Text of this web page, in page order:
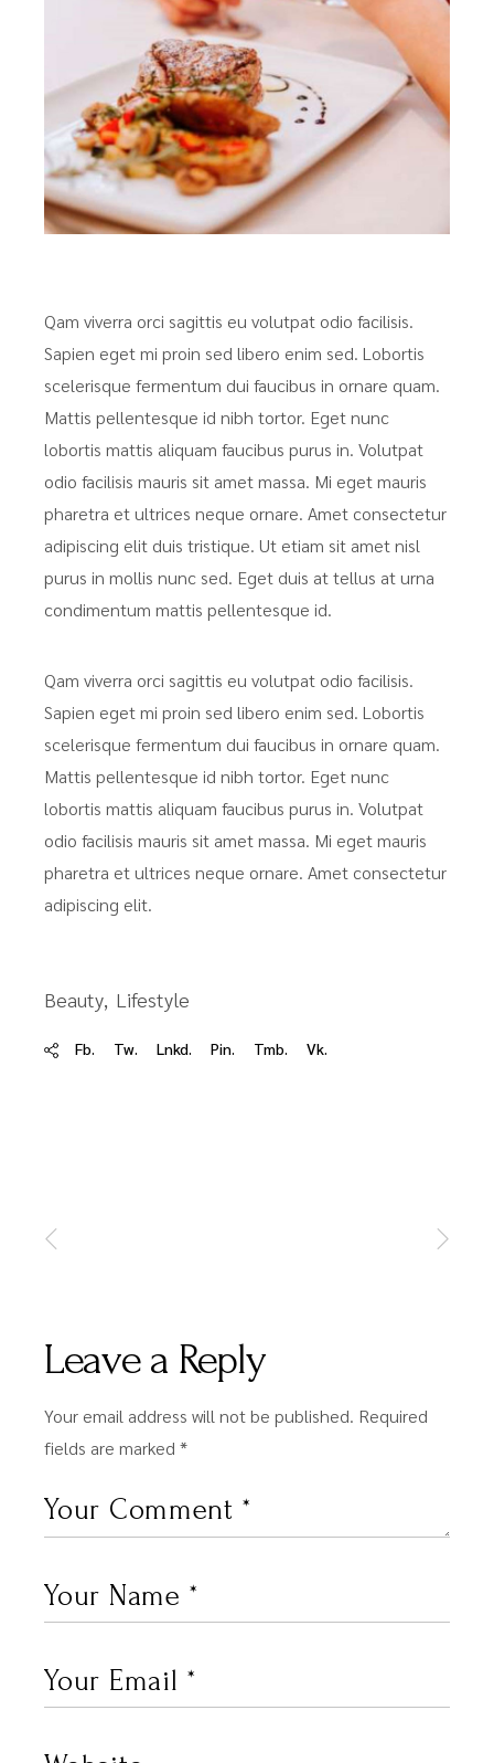
Qam viverra orci sagittis eu volutpat odio facilisis.
Sapien eget mi proin sed libero enim sed. Lobortis
scelerisque fermentum dui faucibus in ornare quam.
Mattis pellentesque id nibh tortor. Eget nunc
lobortis mattis aliquam faucibus purus in. Volutpat
odio facilisis mauris sit amet massa. Mi eget mauris
pharetra et ultrices neque ornare. Amet consectetur
adipiscing elit duis tristique. Ut etiam sit amet nisl
purus in mollis nunc sed. Eget duis at tellus at urna
condimentum mattis pellentesque id.
Qam viverra orci sagittis eu volutpat odio facilisis.
Sapien eget mi proin sed libero enim sed. Lobortis
scelerisque fermentum dui faucibus in ornare quam.
Mattis pellentesque id nibh tortor. Eget nunc
lobortis mattis aliquam faucibus purus in. Volutpat
odio facilisis mauris sit amet massa. Mi eget mauris
pharetra et ultrices neque ornare. Amet consectetur
adipiscing elit.
Beauty Lifestyle
Fb. Tw. Lnkd. Pin. Tmb. Vk.
Leave a Reply
Your email address will not be published. Required
fields are marked*